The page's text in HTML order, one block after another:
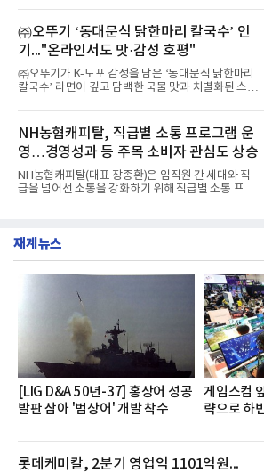
수력원자력, 한국석
떼는 6년 만에 선보이는 8세대 완전변경 모델로, ▲정
교한 선과 면을 중심으로 완성한 파격적인 디자인 ▲
과거 중형 세단 수준으로 확대된 차체 제원 ▲글로벌
최고 수준의 안전성 ▲성능과 효율을 동시에 높인 주
행 완성도 ▲첨단 편의 및 디지털 사양 적용 등을 통해
글로벌 준중형 세단의 새로운 기준을 세웠다.아반떼
는 가솔린 2.0과 1.6 하이브리드 두 가지 파워트레인
넘
㈜오뚜기 ‘동대문식 닭한마리 칼국수’ 인
기..."온라인서도 맛·감성 호평"
㈜오뚜기가 K-노포 감성을 담은 ‘동대문식 닭한마리
칼국수’ 라면이 깊고 담백한 국물 맛과 차별화된 스토
혔다.‘동대문식 닭한마리 칼국수’는 예상을 뛰어넘는
소비자 호응에 힘입어 지난 7월 13일 첫 선을 보인 지
단 18일 만에 누적 판매량 50만 개를 돌파하는 성과를
거두었다.이번 신제품은 개발진이 전국의 닭한마리
전문점을 직접 찾아 다니며 최적의 육수 비율을 완성
했다. 자극적이지 않으면서도 깊은 닭육수에 마늘의
개운한 풍미를 더했으며, 국물이 잘 배어들면서도 쫄
서도
NH농협캐피탈, 직급별 소통 프로그램 운
영…경영성과 등 주목 소비자 관심도 상승
NH농협캐피탈(대표 장종환)은 임직원 간 세대와 직
급을 넘어선 소통을 강화하기 위해 직급별 소통 프로
영지원부 홍보팀과 2026년 새로이(e)＊가 공동 주관
쳐 진행됐다.참고로 새로이(e)는 NH농협캐피탈 MZ
세대들로(과장~계장) 구성된 자율 참여조직으로, 조
직문화 혁신과 업무 효율성 향상을 위한 다양한 활동
을 추진하며,새로운 변화와 이로운 영향력을 조직전
반에 전파하는 역할
재계뉴스
[LIG D&A 50년-37] 홍상어 성공
발판 삼아 '범상어' 개발 착수
게임스컴
략으로 하
롯데케미칼, 2분기 영업익 1101억원...